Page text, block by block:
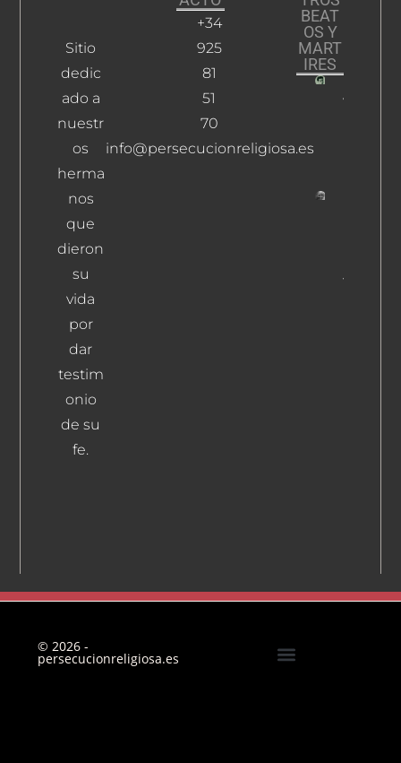
Sitio
dedic
ado a
nuestr
os
herma
nos
que
dieron
su
vida
por
dar
testim
onio
de su
fe.
+34
925
81
51
70
info@persecucionreligiosa.es
BEAT
OS Y
MART
IRES
Villajos
Javier
© 2026 -
persecucionreligiosa.es